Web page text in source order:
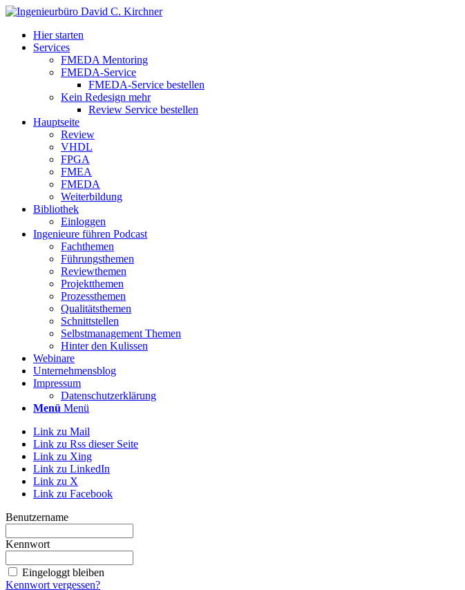
Hier starten
Services
FMEDA Mentoring
FMEDA-Service
FMEDA-Service bestellen
Kein Redesign mehr
Review Service bestellen
Hauptseite
Review
VHDL
FPGA
FMEA
FMEDA
Weiterbildung
Bibliothek
Einloggen
Ingenieure führen Podcast
Fachthemen
Führungsthemen
Reviewthemen
Projektthemen
Prozessthemen
Qualitätsthemen
Schnittstellen
Selbstmanagement Themen
Hinter den Kulissen
Webinare
Unternehmensblog
Impressum
Datenschutzerklärung
Menü Menü
Link zu Mail
Link zu Rss dieser Seite
Link zu Xing
Link zu LinkedIn
Link zu X
Link zu Facebook
Benutzername
Kennwort
Eingeloggt bleiben
Kennwort vergessen?